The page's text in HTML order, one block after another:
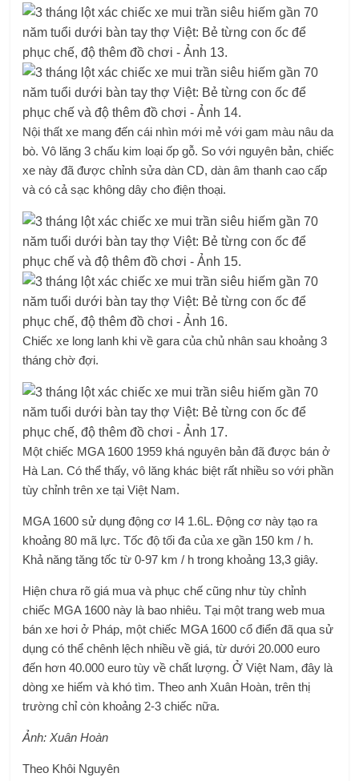
Nội thất xe mang đến cái nhìn mới mẻ với gam màu nâu da
bò. Vô lăng 3 chấu kim loại ốp gỗ. So với nguyên bản, chiếc
xe này đã được chỉnh sửa dàn CD, dàn âm thanh cao cấp
và có cả sạc không dây cho điện thoại.
Chiếc xe long lanh khi về gara của chủ nhân sau khoảng 3
tháng chờ đợi.
Một chiếc MGA 1600 1959 khá nguyên bản đã được bán ở
Hà Lan. Có thể thấy, vô lăng khác biệt rất nhiều so với phần
tùy chỉnh trên xe tại Việt Nam.
MGA 1600 sử dụng động cơ I4 1.6L. Động cơ này tạo ra
khoảng 80 mã lực. Tốc độ tối đa của xe gần 150 km / h.
Khả năng tăng tốc từ 0-97 km / h trong khoảng 13,3 giây.
Hiện chưa rõ giá mua và phục chế cũng như tùy chỉnh
chiếc MGA 1600 này là bao nhiêu. Tại một trang web mua
bán xe hơi ở Pháp, một chiếc MGA 1600 cổ điển đã qua sử
dụng có thể chênh lệch nhiều về giá, từ dưới 20.000 euro
đến hơn 40.000 euro tùy về chất lượng. Ở Việt Nam, đây là
dòng xe hiếm và khó tìm. Theo anh Xuân Hoàn, trên thị
trường chỉ còn khoảng 2-3 chiếc nữa.
Ảnh: Xuân Hoàn
Theo Khôi Nguyên